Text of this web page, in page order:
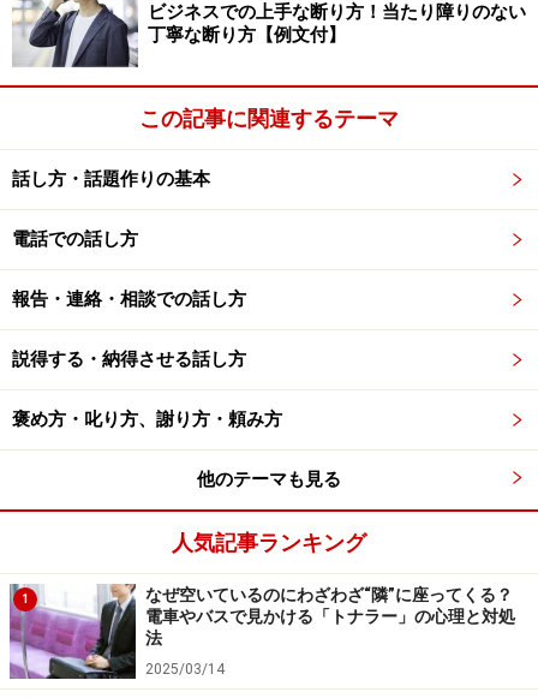
丁寧なつもりが、上から目線に聞こえてし
まうフレーズ3選
丁寧なつもりが上から目線に聞こえてしまうことも
1）「参考になりました」
「○○くん、この間の資料なんだけど、淡い色は
あまり使わない方がいいよ。先方がコピーし
て、いろんな人に見てもらうということもある
から。次から白黒にしたときも見やすい配色で
「そうなんですね。参考になりました」
アドバイスをもらったとき、相談にのってもらったとき
など、感謝の気持ちを伝えるつもりで「参考になりまし
た」と言っている人がいます。このフレーズは「参考程
度にしかならなかった」と解釈されてしまうことがある
ビジネスでの上手な断り方！当たり障りのない
丁寧な断り方【例文付】
この記事に関連するテーマ
話し方・話題作りの基本
電話での話し方
報告・連絡・相談での話し方
説得する・納得させる話し方
褒め方・叱り方、謝り方・頼み方
他のテーマも見る
人気記事ランキング
1
なぜ空いているのにわざわざ“隣”に座ってくる？
電車やバスで見かける「トナラー」の心理と対処
法
2025/03/14